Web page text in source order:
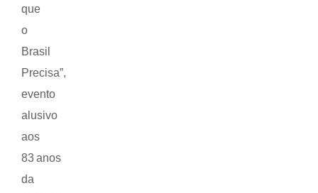
que
o
Brasil
Precisa”,
evento
alusivo
aos
83 anos
da